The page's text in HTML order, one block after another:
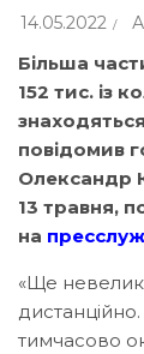
14.05.2022
Більша
152 тис. із
повідомив
Олександр
13 травня,
на
«Ще
тимчасово